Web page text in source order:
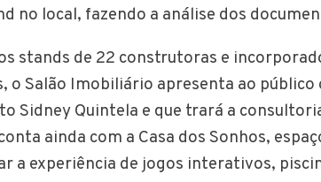
no local, fazendo a análise dos
stands de 22 construtoras e
o Salão Imobiliário apresenta ao público
Sidney Quintela e que trará a
ainda com a Casa dos Sonhos,
a experiência de jogos interativos,